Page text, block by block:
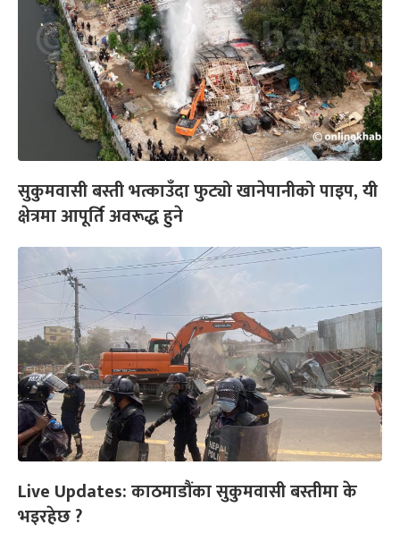
सुकुमवासी बस्ती भत्काउँदा फुट्यो खानेपानीको पाइप, यी
क्षेत्रमा आपूर्ति अवरूद्ध हुने
Live Updates: काठमाडौंका सुकुमवासी बस्तीमा के
भइरहेछ ?